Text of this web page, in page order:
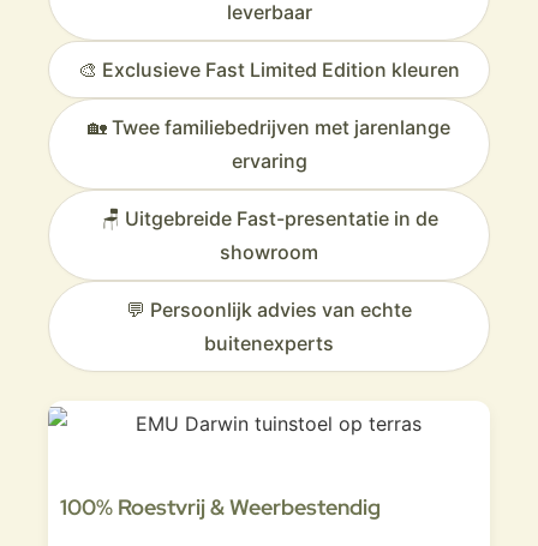
leverbaar
🎨 Exclusieve Fast Limited Edition kleuren
🏡 Twee familiebedrijven met jarenlange
ervaring
🪑 Uitgebreide Fast-presentatie in de
showroom
💬 Persoonlijk advies van echte
buitenexperts
100% Roestvrij & Weerbestendig